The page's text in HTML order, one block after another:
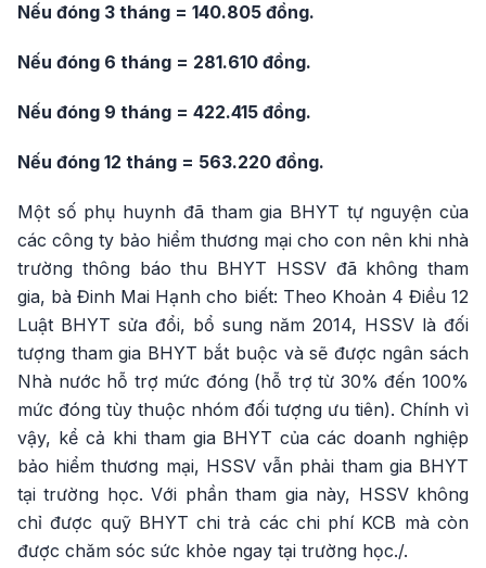
Nếu đóng 3 tháng = 140.805 đồng.
Nếu đóng 6 tháng = 281.610 đồng.
Nếu đóng 9 tháng = 422.415 đồng.
Nếu đóng 12 tháng = 563.220 đồng.
Một số phụ huynh đã tham gia BHYT tự nguyện của
các công ty bảo hiểm thương mại cho con nên khi nhà
trường thông báo thu BHYT HSSV đã không tham
gia, bà Đinh Mai Hạnh cho biết: Theo Khoản 4 Điều 12
Luật BHYT sửa đổi, bổ sung năm 2014, HSSV là đối
tượng tham gia BHYT bắt buộc và sẽ được ngân sách
Nhà nước hỗ trợ mức đóng (hỗ trợ từ 30% đến 100%
mức đóng tùy thuộc nhóm đối tượng ưu tiên). Chính vì
vậy, kể cả khi tham gia BHYT của các doanh nghiệp
bảo hiểm thương mại, HSSV vẫn phải tham gia BHYT
tại trường học. Với phần tham gia này, HSSV không
chỉ được quỹ BHYT chi trả các chi phí KCB mà còn
được chăm sóc sức khỏe ngay tại trường học./.